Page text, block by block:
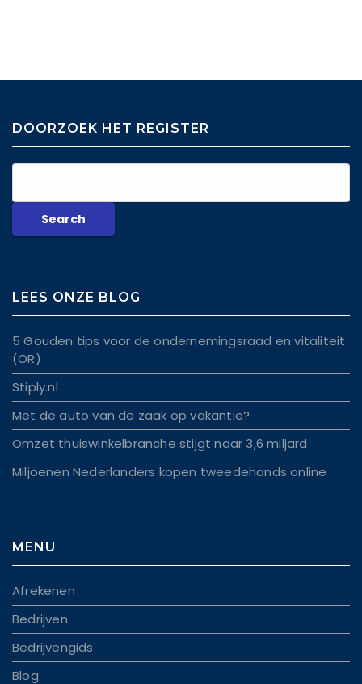
DOORZOEK HET REGISTER
LEES ONZE BLOG
5 Gouden tips voor de ondernemingsraad en vitaliteit
(OR)
Stiply.nl
Met de auto van de zaak op vakantie?
Omzet thuiswinkelbranche stijgt naar 3,6 miljard
Miljoenen Nederlanders kopen tweedehands online
MENU
Afrekenen
Bedrijven
Bedrijvengids
Blog